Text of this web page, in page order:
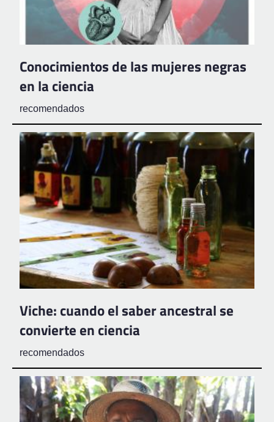
Conocimientos de las mujeres negras
en la ciencia
recomendados
Viche: cuando el saber ancestral se
convierte en ciencia
recomendados